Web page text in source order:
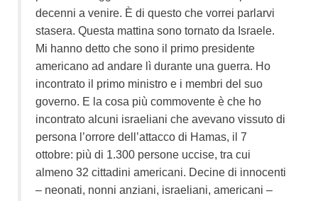
decenni a venire. È di questo che vorrei parlarvi
stasera. Questa mattina sono tornato da Israele.
Mi hanno detto che sono il primo presidente
americano ad andare lì durante una guerra. Ho
incontrato il primo ministro e i membri del suo
governo. E la cosa più commovente è che ho
incontrato alcuni israeliani che avevano vissuto di
persona l’orrore dell’attacco di Hamas, il 7
ottobre: più di 1.300 persone uccise, tra cui
almeno 32 cittadini americani. Decine di innocenti
– neonati, nonni anziani, israeliani, americani –